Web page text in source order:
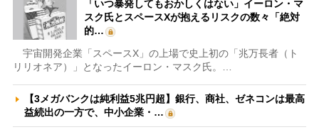
「いつ暴発してもおかしくはない」イーロン・マ
スク氏とスペースXが抱えるリスクの数々「絶対
的…
宇宙開発企業「スペースX」の上場で史上初の「兆万長者（ト
リリオネア）」となったイーロン・マスク氏。…
【3メガバンクは純利益5兆円超】銀行、商社、ゼネコンは最高
益続出の一方で、中小企業・…